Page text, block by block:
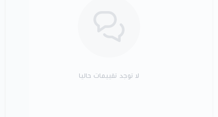
لا توجد تقييمات حاليا